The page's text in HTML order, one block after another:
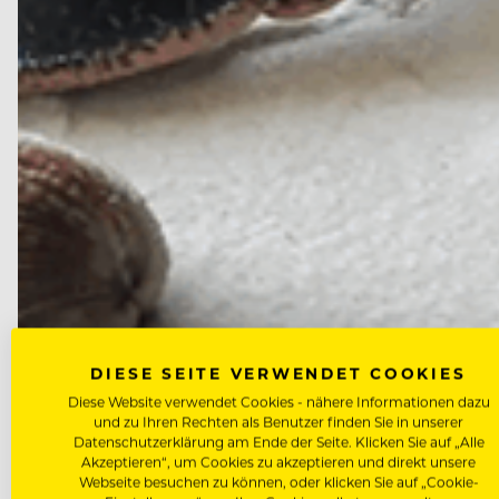
INSPIRATION TALKS
Inspiration-Talks: Weiss
DIESE SEITE VERWENDET COOKIES
Diese Website verwendet Cookies - nähere Informationen dazu
und zu Ihren Rechten als Benutzer finden Sie in unserer
Datenschutzerklärung am Ende der Seite. Klicken Sie auf „Alle
Akzeptieren“, um Cookies zu akzeptieren und direkt unsere
Webseite besuchen zu können, oder klicken Sie auf „Cookie-